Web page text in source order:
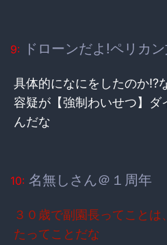
9: ドローンだよ!ペリカ
具体的になにをしたのか!?
容疑が【強制わいせつ】ダ
んだな
10: 名無しさん＠１周年
３０歳で副園長ってこと
たってことだな